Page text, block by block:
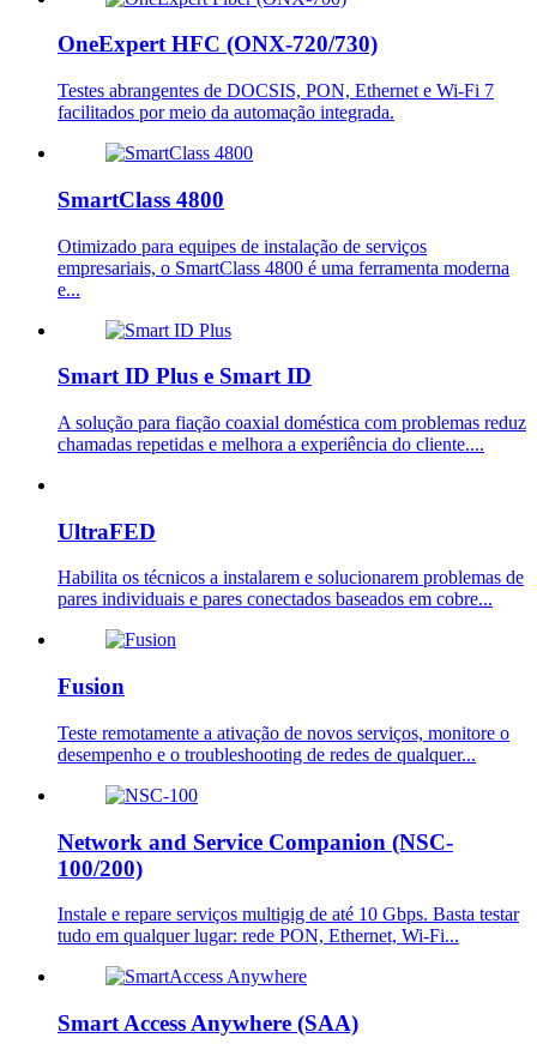
OneExpert HFC (ONX-720/730)
Testes abrangentes de DOCSIS, PON, Ethernet e Wi-Fi 7
facilitados por meio da automação integrada.
SmartClass 4800
Otimizado para equipes de instalação de serviços
empresariais, o SmartClass 4800 é uma ferramenta moderna
e...
Smart ID Plus e Smart ID
A solução para fiação coaxial doméstica com problemas reduz
chamadas repetidas e melhora a experiência do cliente....
UltraFED
Habilita os técnicos a instalarem e solucionarem problemas de
pares individuais e pares conectados baseados em cobre...
Fusion
Teste remotamente a ativação de novos serviços, monitore o
desempenho e o troubleshooting de redes de qualquer...
Network and Service Companion (NSC-
100/200)
Instale e repare serviços multigig de até 10 Gbps. Basta testar
tudo em qualquer lugar: rede PON, Ethernet, Wi-Fi...
Smart Access Anywhere (SAA)